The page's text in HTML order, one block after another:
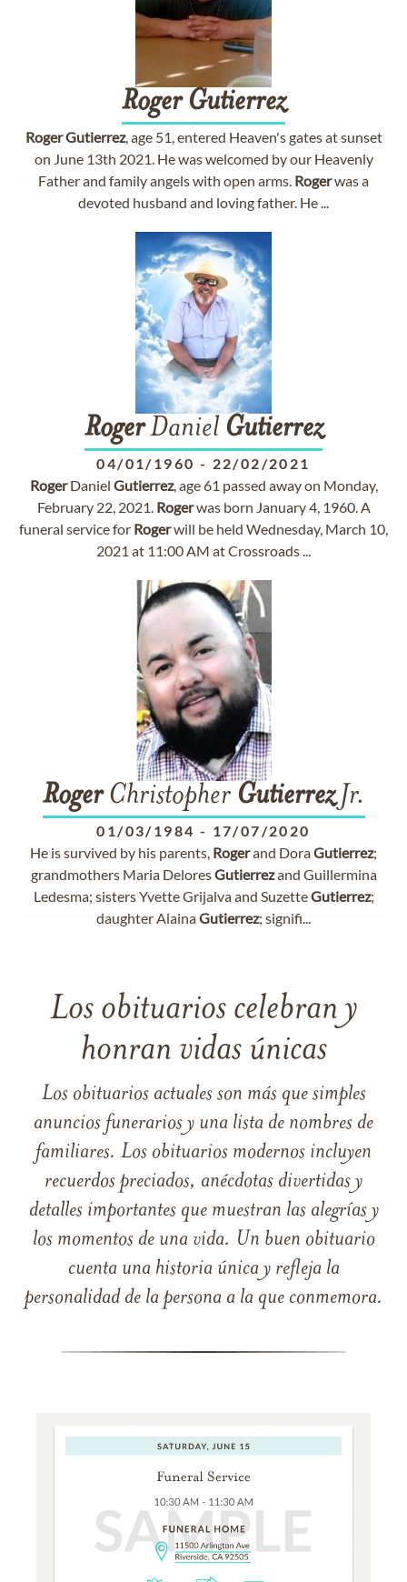
Roger Gutierrez
RogerGutierrez, age 51, entered Heaven's gates at sunset
on June 13th 2021. He was welcomed by our Heavenly
Father and family angels with open arms. Rogerwas a
devoted husband and loving father. He ...
RogerDaniel Gutierrez
04/01/1960 - 22/02/2021
RogerDaniel Gutierrez, age 61 passed away on Monday,
February 22, 2021. Rogerwas born January 4, 1960. A
funeral service for Rogerwill be held Wednesday, March 10,
2021 at 11:00 AM at Crossroads ...
RogerChristopher GutierrezJr.
01/03/1984 - 17/07/2020
He is survived by his parents, Rogerand DoraGutierrez;
grandmothers Maria DeloresGutierrezand Guillermina
Ledesma; sisters Yvette Grijalva and SuzetteGutierrez;
daughter AlainaGutierrez; signifi...
Los obituarios celebran y
honran vidas únicas
Los obituarios actuales son más que simples
anuncios funerarios y una lista de nombres de
familiares. Los obituarios modernos incluyen
recuerdos preciados, anécdotas divertidas y
detalles importantes que muestran las alegrías y
los momentos de una vida. Un buen obituario
cuenta una historia única y refleja la
personalidad de la persona a la que conmemora.